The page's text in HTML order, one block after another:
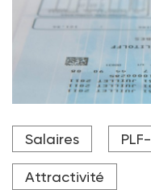
Avec l'augmentation
le salaire moyen de
Crédit photo DURIS
Salaires
Attractivité